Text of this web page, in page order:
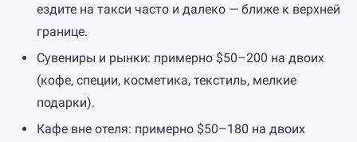
ездите на такси часто и далеко — ближе к верхней
границе.
Сувениры и рынки: примерно $50–200 на двоих
(кофе, специи, косметика, текстиль, мелкие
подарки).
Кафе вне отеля: примерно $50–180 на двоих